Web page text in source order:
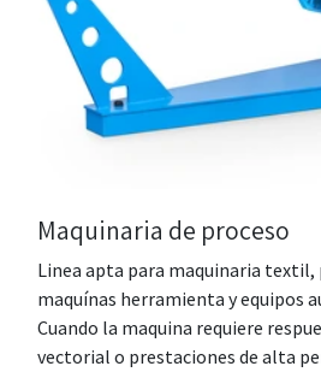
Maquinaria de proceso
Linea apta para maquinaria textil,
maquínas herramienta y equipos
Cuando la maquina requiere
vectorial o prestaciones de alta